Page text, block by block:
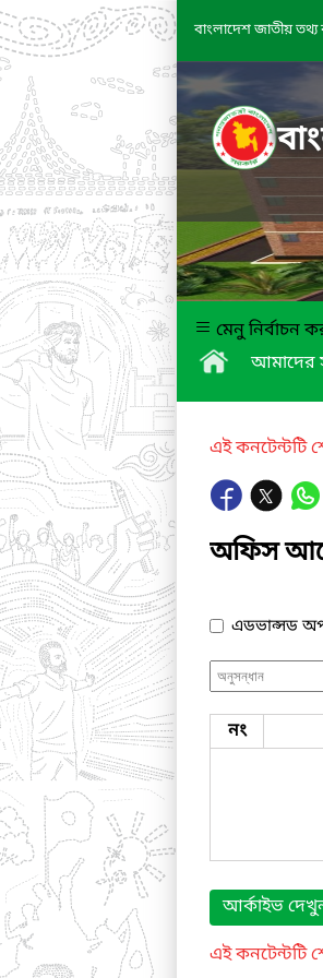
বাংলাদেশ জাতীয় তথ্য
মেনু নির্বাচন
আমাদের
এই কনটেন্টটি
অফিস
এডভান্সড
নং
আর্কাইভ
এই কনটেন্টটি